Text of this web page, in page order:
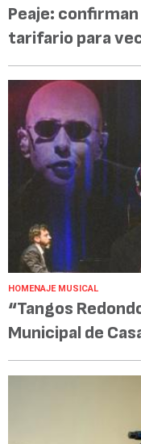
Peaje:
tarifario para
HOMENAJE MUSICAL
“Tangos
Municipal de